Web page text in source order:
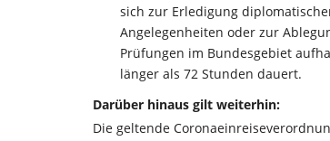
sich zur Erledigung
Angelegenheiten oder zur
Prüfungen im Bundesgebiet
länger als 72 Stunden dauert.
Darüber hinaus gilt weiterhin:
Die geltende